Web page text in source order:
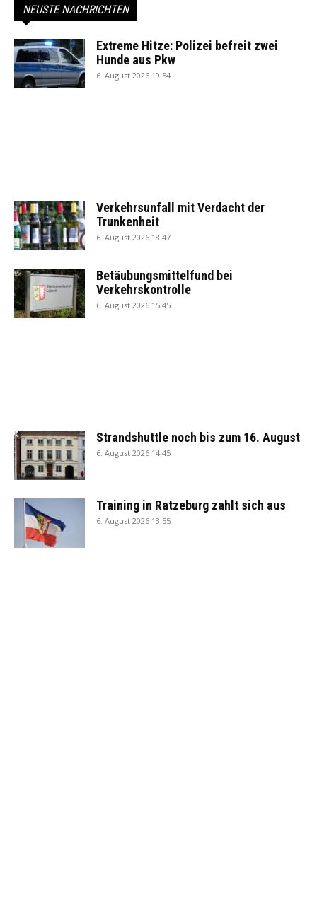
NEUSTE NACHRICHTEN
Extreme Hitze: Polizei befreit zwei
Hunde aus Pkw
6. August 2026 19:54
Verkehrsunfall mit Verdacht der
Trunkenheit
6. August 2026 18:47
Betäubungsmittelfund bei
Verkehrskontrolle
6. August 2026 15:45
Strandshuttle noch bis zum 16. August
6. August 2026 14:45
Training in Ratzeburg zahlt sich aus
6. August 2026 13:55